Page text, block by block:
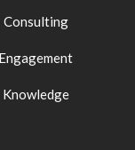
Consulting
Engagement
Knowledge